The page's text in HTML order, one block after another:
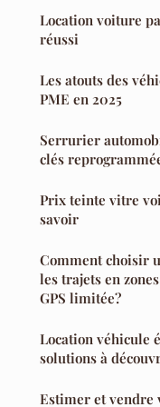
Location voiture
réussi
Les atouts des
PME en 2025
Serrurier
clés
Prix teinte vitre
savoir
Comment choisir
les trajets en
GPS limitée?
Location véhicule
solutions à
Estimer et